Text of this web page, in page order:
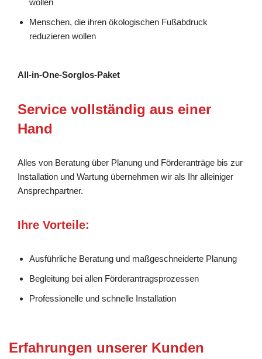
Menschen, die ihren ökologischen Fußabdruck
reduzieren wollen
All-in-One-Sorglos-Paket
Service vollständig aus einer
Hand
Alles von Beratung über Planung und Förderanträge bis zur
Installation und Wartung übernehmen wir als Ihr alleiniger
Ansprechpartner.
Ihre Vorteile:
Ausführliche Beratung und maßgeschneiderte Planung
Begleitung bei allen Förderantragsprozessen
Professionelle und schnelle Installation
Erfahrungen unserer Kunden